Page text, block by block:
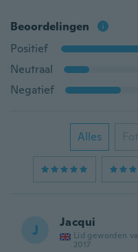
Beoordelingen
Positief
Neutraal
Negatief
Alles
J Jacqui
Lid geworden
2017